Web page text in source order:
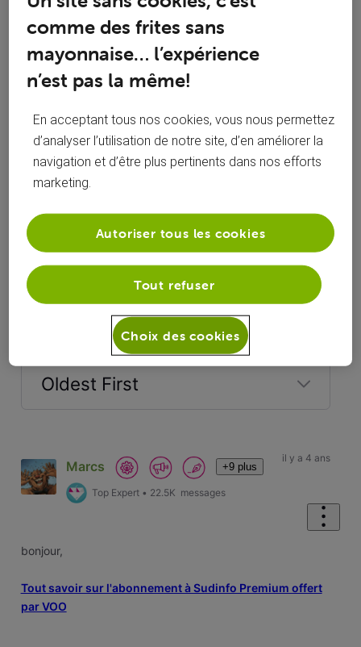
Suivre
Réponses
Oldest First
FirstMarcs +9 plus
Top Expert • 22.5K messages
il y a 4 ans
bonjour,
Tout savoir sur l'abonnement à Sudinfo Premium offert
par VOO
comme des frites sans
mayonnaise… l’expérience
n’est pas la même!
En acceptant tous nos cookies, vous nous permettez
d’analyser l’utilisation de notre site, d’en améliorer la
navigation et d’être plus pertinents dans nos efforts
marketing.
Tout refuser
Autoriser tous les cookies
Choix des cookies